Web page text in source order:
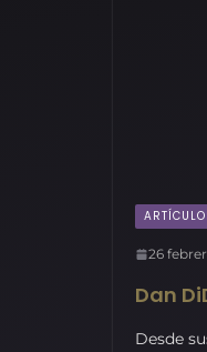
26
Dan
Desde